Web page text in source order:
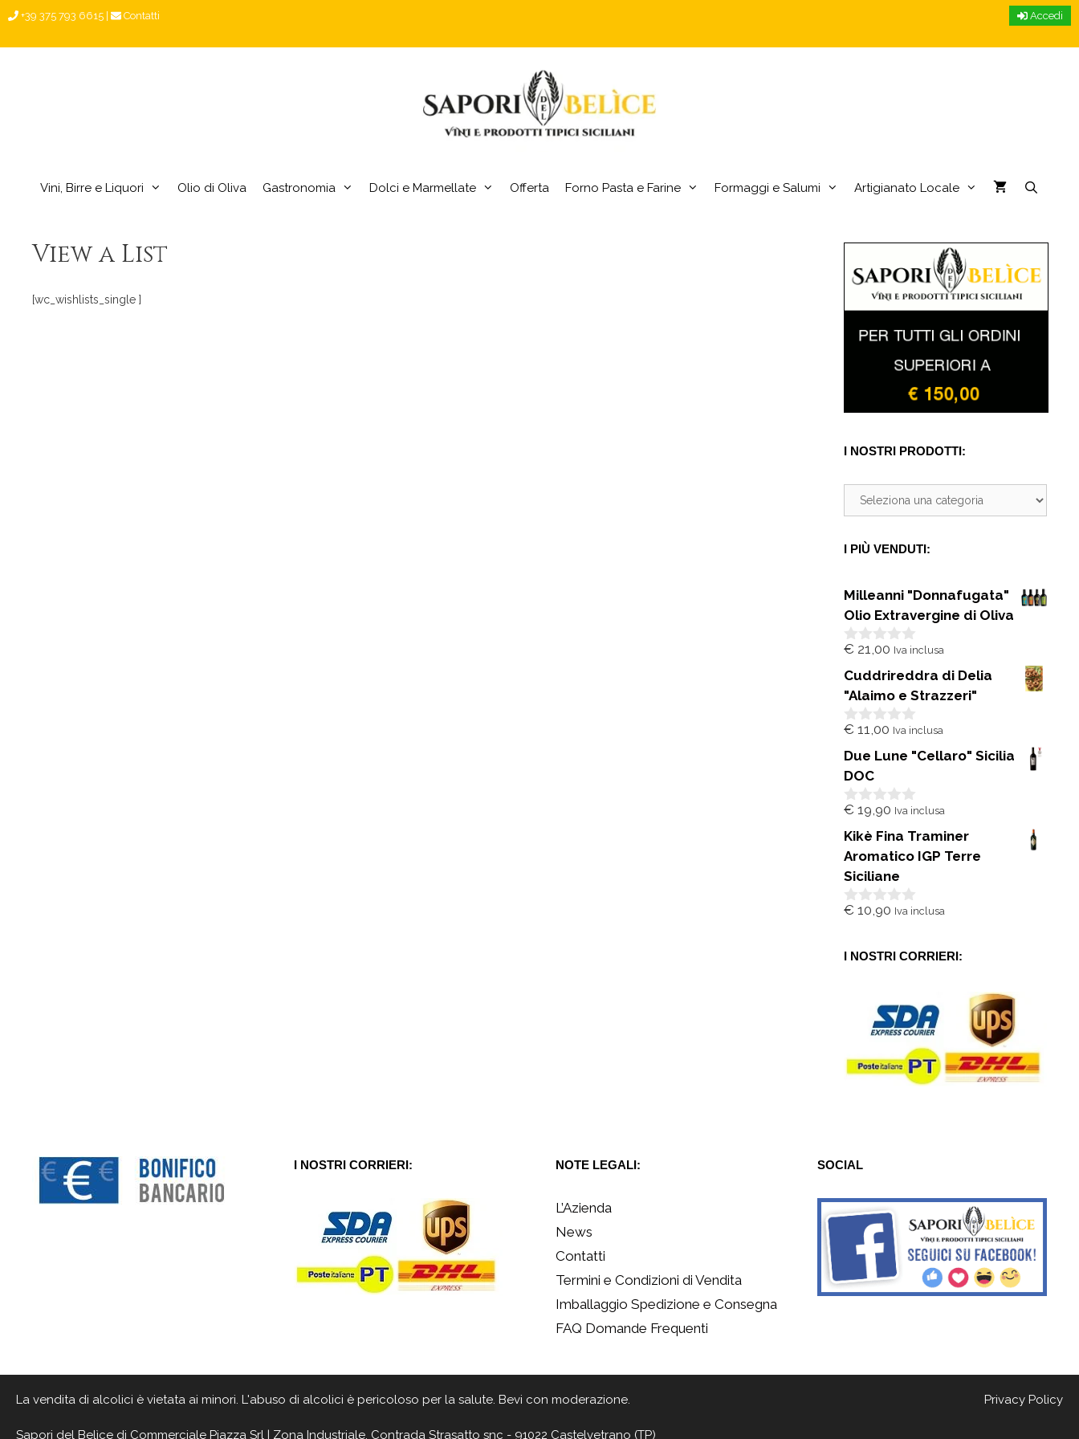
Accedi
+39 375 793 6615 Contatti
Vini, Birre e Liquori Olio di Oliva Gastronomia Dolci e Marmellate Offerta Forno Pasta e Farine Formaggi e Salumi Artigianato Locale
View a List
[wc_wishlists_single ]
I NOSTRI PRODOTTI:
I PIÙ VENDUTI:
Milleanni "Donnafugata"
Olio Extravergine di Oliva
0
u
5
€ 21,00 Iva inclusa
Cuddrireddra di Delia
"Alaimo e Strazzeri"
0
u
5
€ 11,00 Iva inclusa
Due Lune "Cellaro" Sicilia
DOC
0
u
5
€ 19,90 Iva inclusa
Kikè Fina Traminer
Aromatico IGP Terre
Siciliane
0
5
€ 10,90 Iva inclusa
I NOSTRI CORRIERI:
I NOSTRI CORRIERI: NOTE LEGALI:
L’Azienda
News
Contatti
Termini e Condizioni di Vendita
Imballaggio Spedizione e Consegna
FAQ Domande Frequenti
SOCIAL
Privacy Policy
La vendita di alcolici è vietata ai minori. L'abuso di alcolici è pericoloso per la salute. Bevi con moderazione.
Sapori del Belìce di Commerciale Piazza Srl | Zona Industriale, Contrada Strasatto snc - 91022 Castelvetrano (TP)